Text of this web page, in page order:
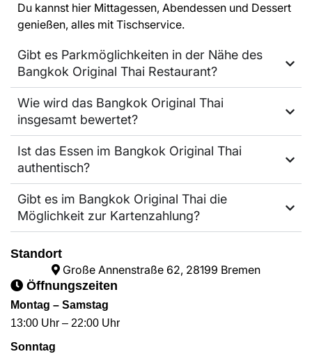
Du kannst hier Mittagessen, Abendessen und Dessert
genießen, alles mit Tischservice.
Gibt es Parkmöglichkeiten in der Nähe des
Bangkok Original Thai Restaurant?
Wie wird das Bangkok Original Thai
insgesamt bewertet?
Ist das Essen im Bangkok Original Thai
authentisch?
Gibt es im Bangkok Original Thai die
Möglichkeit zur Kartenzahlung?
Standort
Große Annenstraße 62, 28199 Bremen
Öffnungszeiten
Montag – Samstag
13:00 Uhr – 22:00 Uhr
Sonntag